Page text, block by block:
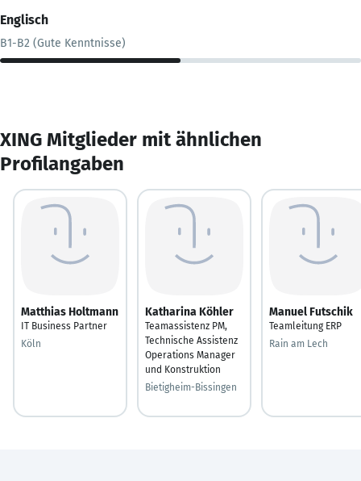
Englisch
B1-B2 (Gute Kenntnisse)
XING Mitglieder mit ähnlichen
Profilangaben
Matthias Holtmann
IT Business Partner
Köln
Katharina Köhler
Teamassistenz PM,
Technische Assistenz
Operations Manager
und Konstruktion
Bietigheim-Bissingen
Manuel Futschik
Teamleitung ERP
Rain am Lech